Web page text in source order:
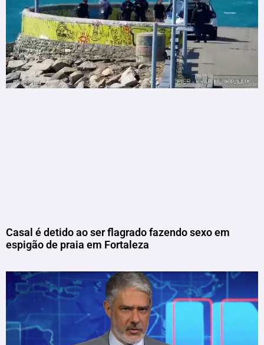
Casal é detido ao ser flagrado fazendo sexo em
espigão de praia em Fortaleza